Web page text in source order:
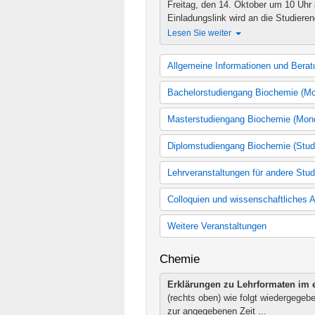
Freitag, den 14. Oktober um 10
Einladungslink wird an die
Lesen Sie weiter
Allgemeine Informationen und
Immatrikulationsfeier am
und Staatsexamensstudierenden
Lesen Sie weiter
Vorlesungsbeginn findet der
Lesen Sie weiter
Zuletzt geändert am 8. August.
Die Termine für die
Zuletzt geändert am 8. August.
Biochemie Achtung! Die Termine
Bachelorstudiengang Biochemie
Kernfach Biochemie (Mono)
Kernfach Biochemie (Mono)
Kernfach Biochemie (Mono)
ABV Biochemie (fachnah,
ABV Biochemie (Studienordnung
ABV Biochemie (fachnah,
Masterstudiengang Biochemie
Masterstudiengang Biochemie
Masterstudiengang Biochemie
Diplomstudiengang Biochemie
Grundstudium Biochemie Diplom
Hauptstudium Biochemie Diplom
Lehrveranstaltungen für andere
Lehrveranstaltungen für andere
Colloquien und wissenschaftliches
Colloquien und Wissenschaftliches
Weitere Veranstaltungen
Chemie
Erklärungen zu Lehrformaten im
(rechts oben) wie folgt
zur angegebenen Zeit ...